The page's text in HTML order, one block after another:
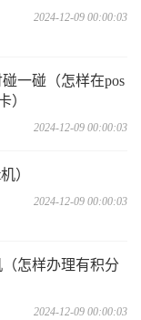
2024-12-09 00:00:03
一碰（怎样在pos
）
2024-12-09 00:00:03
）
2024-12-09 00:00:03
怎样办理有积分
2024-12-09 00:00:03